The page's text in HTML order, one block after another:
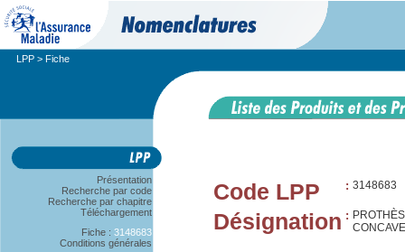
LPP > Fiche
Présentation
Recherche par code
Recherche par chapitre
Téléchargement
Fiche : 3148683
Conditions générales
Code LPP : 3148683
Désignation :